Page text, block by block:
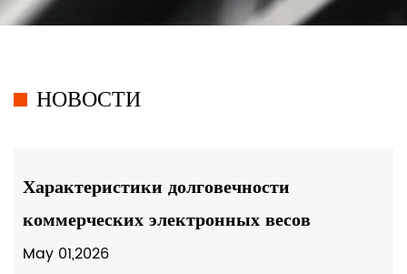
НОВОСТИ
Характеристики долговечности
коммерческих электронных весов
May 01,2026